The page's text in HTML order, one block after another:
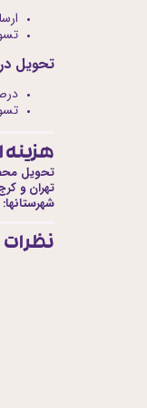
تحویل
هزینه
تحویل
تهران و
شهرستانها:
نظرات